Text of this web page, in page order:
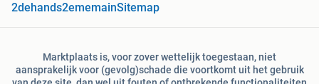
2dehands2ememainSitemap
Marktplaats is, voor zover wettelijk toegestaan, niet
aansprakelijk voor (gevolg)schade die voortkomt uit het gebruik